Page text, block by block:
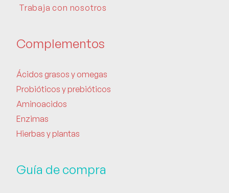
Trabaja con nosotros
Complementos
Ácidos grasos y omegas
Probióticos y prebióticos
Aminoacidos
Enzimas
Hierbas y plantas
Guía de compra